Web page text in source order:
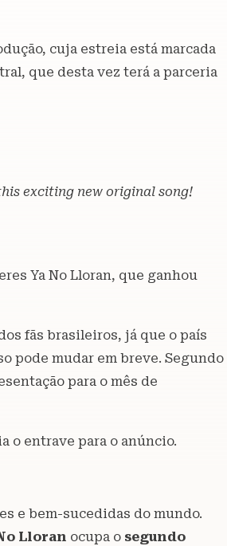
cuja estreia está marcada
que desta vez terá a parceria
exciting new original song!
Ya No Lloran, que ganhou
fãs brasileiros, já que o país
pode mudar em breve. Segundo
para o mês de
o entrave para o anúncio.
e bem-sucedidas do mundo.
Lloran ocupa o segundo